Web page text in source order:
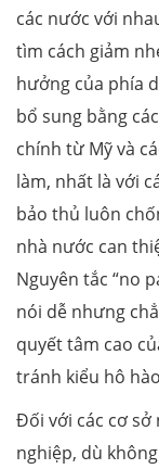
các nước với
tìm cách giảm
hưởng của phía
bổ sung bằng
chính từ Mỹ và
làm, nhất là với
bảo thủ luôn
nhà nước can
Nguyên tắc “no
nói dễ nhưng
quyết tâm cao
tránh kiểu hô
Đối với các cơ sở
nghiệp, dù